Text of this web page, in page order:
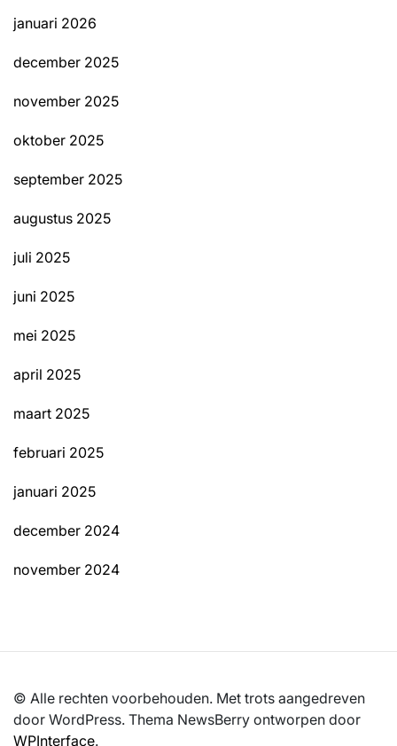
januari 2026
december 2025
november 2025
oktober 2025
september 2025
augustus 2025
juli 2025
juni 2025
mei 2025
april 2025
maart 2025
februari 2025
januari 2025
december 2024
november 2024
© Alle rechten voorbehouden. Met trots aangedreven
door WordPress. Thema NewsBerry ontworpen door
WPInterface.